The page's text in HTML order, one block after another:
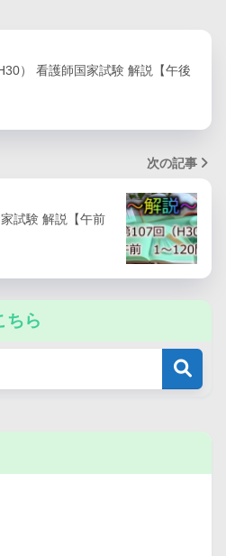
） 看護師国家試験 解説【午後
次の記事
試験 解説【午前
ちら